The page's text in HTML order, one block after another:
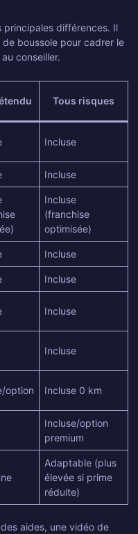
principales différences. Il
boussole pour cadrer le
conseiller.
Tous risques
Incluse
Incluse
Incluse
(franchise
optimisée)
Incluse
Incluse
Incluse
Incluse
option Incluse 0 km
Incluse/option
premium
Adaptable (plus
élevée si prime
réduite)
aides, une vidéo de